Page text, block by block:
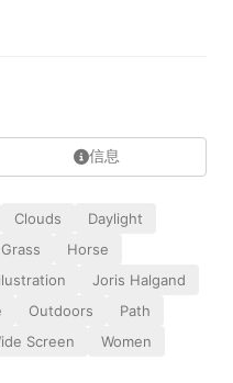
信息
Clouds
Daylight
Grass
Horse
Joris Halgand
Outdoors
Path
Screen
Women
数量和频率限制。